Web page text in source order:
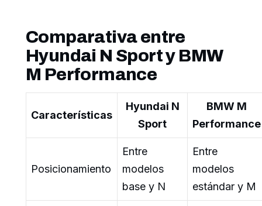
Comparativa entre
Hyundai N Sport y BMW
M Performance
Características
Hyundai N
Sport
BMW M
Performance
Posicionamiento
Entre
modelos
base y N
Entre
modelos
estándar y M